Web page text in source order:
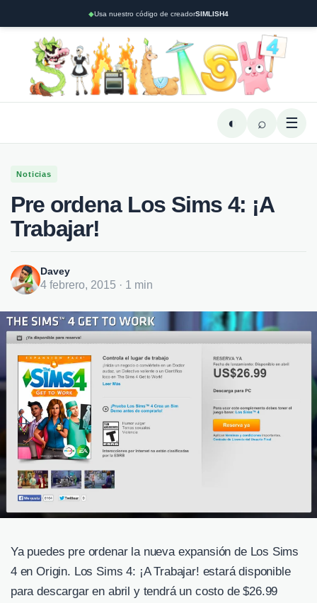
◆Usa nuestro código de creadorSIMLISH4
◐ ⌕ ☰
Noticias
Pre ordena Los Sims 4: ¡A
Trabajar!
Davey
4 febrero, 2015 · 1 min
Ya puedes pre ordenar la nueva expansión de Los Sims
4 en Origin. Los Sims 4: ¡A Trabajar! estará disponible
para descargar en abril y tendrá un costo de $26.99